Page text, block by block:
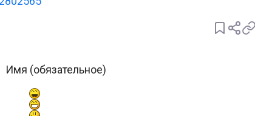
Имя (обязательное)